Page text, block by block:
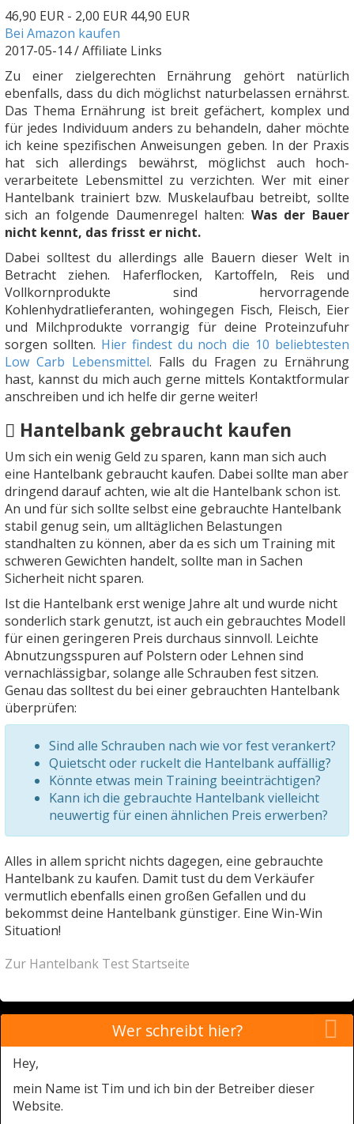
46,90 EUR - 2,00 EUR 44,90 EUR
Bei Amazon kaufen
2017-05-14 / Affiliate Links
Zu einer zielgerechten Ernährung gehört natürlich
ebenfalls, dass du dich möglichst naturbelassen ernährst.
Das Thema Ernährung ist breit gefächert, komplex und
für jedes Individuum anders zu behandeln, daher möchte
ich keine spezifischen Anweisungen geben. In der Praxis
hat sich allerdings bewährst, möglichst auch hoch-
verarbeitete Lebensmittel zu verzichten. Wer mit einer
Hantelbank trainiert bzw. Muskelaufbau betreibt, sollte
sich an folgende Daumenregel halten: Was der Bauer
nicht kennt, das frisst er nicht.
Dabei solltest du allerdings alle Bauern dieser Welt in
Betracht ziehen. Haferflocken, Kartoffeln, Reis und
Vollkornprodukte sind hervorragende
Kohlenhydratlieferanten, wohingegen Fisch, Fleisch, Eier
und Milchprodukte vorrangig für deine Proteinzufuhr
sorgen sollten. Hier findest du noch die 10 beliebtesten
Low Carb Lebensmittel. Falls du Fragen zu Ernährung
hast, kannst du mich auch gerne mittels Kontaktformular
anschreiben und ich helfe dir gerne weiter!
Hantelbank gebraucht kaufen
Um sich ein wenig Geld zu sparen, kann man sich auch
eine Hantelbank gebraucht kaufen. Dabei sollte man aber
dringend darauf achten, wie alt die Hantelbank schon ist.
An und für sich sollte selbst eine gebrauchte Hantelbank
stabil genug sein, um alltäglichen Belastungen
standhalten zu können, aber da es sich um Training mit
schweren Gewichten handelt, sollte man in Sachen
Sicherheit nicht sparen.
Ist die Hantelbank erst wenige Jahre alt und wurde nicht
sonderlich stark genutzt, ist auch ein gebrauchtes Modell
für einen geringeren Preis durchaus sinnvoll. Leichte
Abnutzungsspuren auf Polstern oder Lehnen sind
vernachlässigbar, solange alle Schrauben fest sitzen.
Genau das solltest du bei einer gebrauchten Hantelbank
überprüfen:
Sind alle Schrauben nach wie vor fest verankert?
Quietscht oder ruckelt die Hantelbank auffällig?
Könnte etwas mein Training beeinträchtigen?
Kann ich die gebrauchte Hantelbank vielleicht
neuwertig für einen ähnlichen Preis erwerben?
Alles in allem spricht nichts dagegen, eine gebrauchte
Hantelbank zu kaufen. Damit tust du dem Verkäufer
vermutlich ebenfalls einen großen Gefallen und du
bekommst deine Hantelbank günstiger. Eine Win-Win
Situation!
Zur Hantelbank Test Startseite
Wer schreibt hier?
Hey,
mein Name ist Tim und ich bin der Betreiber dieser
Website.